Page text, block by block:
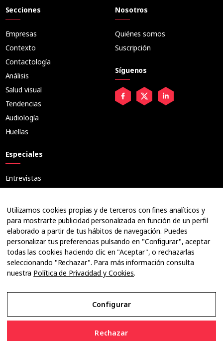
Secciones
Empresas
Contexto
Contactología
Análisis
Salud visual
Tendencias
Audiología
Huellas
Especiales
Entrevistas
Ópticos
Cuadernos
Guías
Dossier
Anuarios
Ofertas de empleo
Nosotros
Quiénes somos
Suscripción
Síguenos
Utilizamos cookies propias y de terceros con fines analíticos y
para mostrarte publicidad personalizada en función de un perfil
elaborado a partir de tus hábitos de navegación. Puedes
personalizar tus preferencias pulsando en "Configurar", aceptar
todas las cookies haciendo clic en "Aceptar", o rechazarlas
seleccionando "Rechazar". Para más información consulta
nuestra Política de Privacidad y Cookies.
Configurar
Rechazar
Aviso Legal